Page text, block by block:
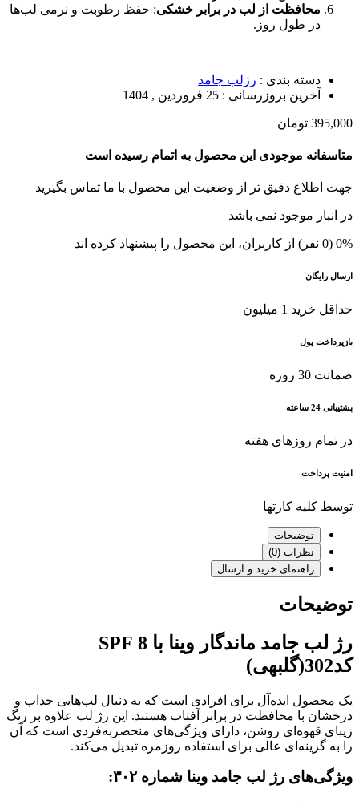
محافظت از لب در برابر خشکی: حفظ رطوبت و نرمی لب‌ها
در طول روز.
دسته بندی : رژلب جامد
آخرین بروزرسانی : 25 فروردین , 1404
395,000 تومان
متاسفانه موجودی این محصول به اتمام رسیده است
جهت اطلاع دقیق تر از وضعیت این محصول با ما تماس بگیرید
در انبار موجود نمی باشد
0% (0 نفر) از کاربران، این محصول را پیشنهاد کرده اند
ارسال رایگان
حداقل خرید 1 میلیون
بازپرداخت پول
ضمانت 30 روزه
پشتیبانی 24 ساعته
در تمام روزهای هفته
امنیت پرداخت
توسط کلیه کارتها
توضیحات
نظرات (0)
راهنمای خرید و ارسال
توضیحات
رژ لب جامد ماندگار وینا با SPF 8
کد302(گلبهی)
یک محصول ایده‌آل برای افرادی است که به دنبال لب‌هایی جذاب و
درخشان با محافظت در برابر آفتاب هستند. این رژ لب علاوه بر رنگ
زیبای قهوه‌ای روشن، دارای ویژگی‌های منحصربه‌فردی است که آن
را به گزینه‌ای عالی برای استفاده روزمره تبدیل می‌کند.
ویژگی‌های رژ لب جامد وینا شماره ۳۰۲: